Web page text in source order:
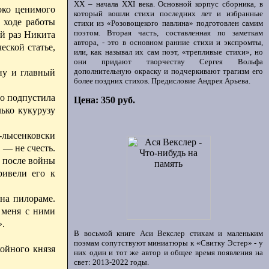
ценимого
работы
раз Никита
статье,
и главный
подпустила
кукурузу
— не счесть.
после войны
его к
пилораме.
меня с ними
князя
ХХ – начала XXI века. Основной корпус сборника, в
который вошли стихи последних лет и избранные
стихи из «Розовощекого павлина» подготовлен самим
поэтом. Вторая часть, составленная по заметкам
автора, - это в основном ранние стихи и экспромты,
или, как называл их сам поэт, «трепливые стихи», но
они придают творчеству Сергея Вольфа
дополнительную окраску и подчеркивают трагизм его
более поздних стихов. Предисловие Андрея Арьева.
Цена: 350 руб.
В восьмой книге Аси Векслер стихам и маленьким
поэмам сопутствуют миниатюры к «Свитку Эстер» - у
них один и тот же автор и общее время появления на
свет: 2013-2022 годы.